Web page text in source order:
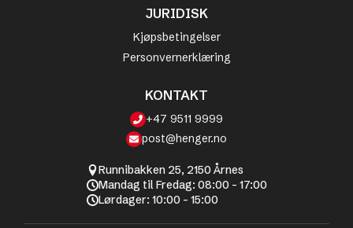
JURIDISK
Kjøpsbetingelser
Personvernerklæring
KONTAKT
+47 9511 9999
post@henger.no
Runnibakken 25, 2150 Årnes
Mandag til Fredag: 08:00 - 17:00
Lørdager: 10:00 - 15:00